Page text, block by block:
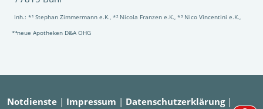
Inh.: *¹ Stephan Zimmermann e.K., *² Nicola Franzen e.K., *³ Nico Vincentini e.K.,
*⁴neue Apotheken D&A OHG
Notdienste | Impressum | Datenschutzerklärung|